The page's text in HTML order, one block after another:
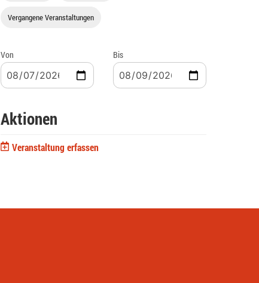
Vergangene Veranstaltungen
Von Bis
Aktionen
Veranstaltung erfassen